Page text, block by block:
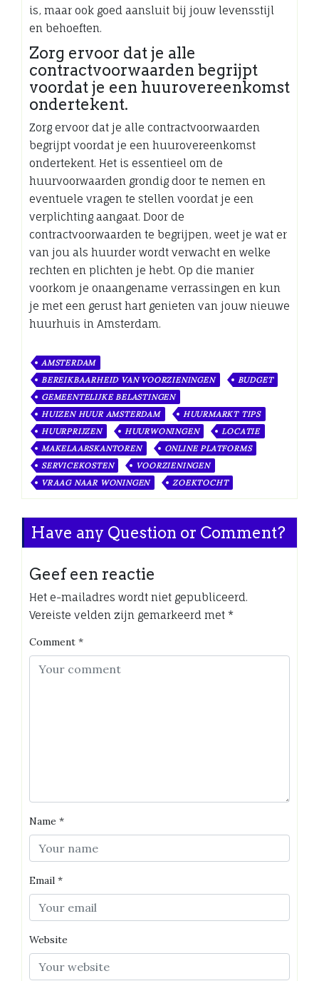
is, maar ook goed aansluit bij jouw levensstijl
en behoeften.
Zorg ervoor dat je alle
contractvoorwaarden begrijpt
voordat je een huurovereenkomst
ondertekent.
Zorg ervoor dat je alle contractvoorwaarden
begrijpt voordat je een huurovereenkomst
ondertekent. Het is essentieel om de
huurvoorwaarden grondig door te nemen en
eventuele vragen te stellen voordat je een
verplichting aangaat. Door de
contractvoorwaarden te begrijpen, weet je wat er
van jou als huurder wordt verwacht en welke
rechten en plichten je hebt. Op die manier
voorkom je onaangename verrassingen en kun
je met een gerust hart genieten van jouw nieuwe
huurhuis in Amsterdam.
AMSTERDAM
BEREIKBAARHEID VAN VOORZIENINGEN
BUDGET
GEMEENTELIJKE BELASTINGEN
HUIZEN HUUR AMSTERDAM
HUURMARKT TIPS
HUURPRIJZEN
HUURWONINGEN
LOCATIE
MAKELAARSKANTOREN
ONLINE PLATFORMS
SERVICEKOSTEN
VOORZIENINGEN
VRAAG NAAR WONINGEN
ZOEKTOCHT
Have any Question or Comment?
Geef een reactie
Het e-mailadres wordt niet gepubliceerd.
Vereiste velden zijn gemarkeerd met *
Comment *
Name *
Email *
Website